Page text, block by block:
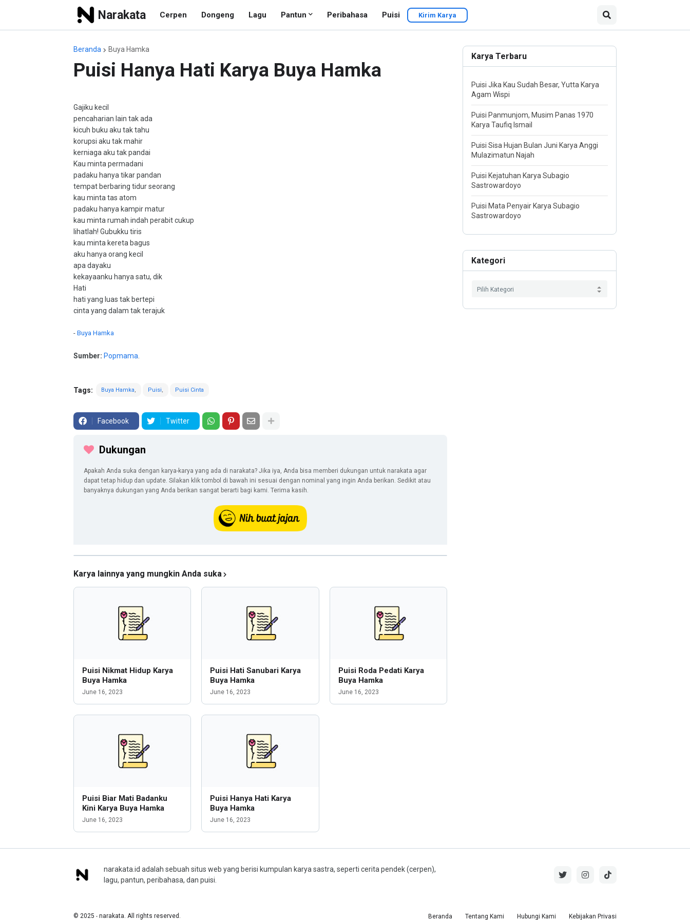
Narakata Cerpen Dongeng Lagu Pantun Peribahasa Puisi Kirim Karya
Beranda Buya Hamka
Puisi Hanya Hati Karya Buya Hamka
Gajiku kecil
pencaharian lain tak ada
kicuh buku aku tak tahu
korupsi aku tak mahir
kerniaga aku tak pandai
Kau minta permadani
padaku hanya tikar pandan
tempat berbaring tidur seorang
kau minta tas atom
padaku hanya kampir matur
kau minta rumah indah perabit cukup
lihatlah! Gubukku tiris
kau minta kereta bagus
aku hanya orang kecil
apa dayaku
kekayaanku hanya satu, dik
Hati
hati yang luas tak bertepi
cinta yang dalam tak terajuk
- Buya Hamka
Sumber: Popmama
Tags: Buya Hamka Puisi Puisi Cinta
Facebook Twitter
Dukungan
Apakah Anda suka dengan karya-karya yang ada di narakata? Jika iya, Anda bisa memberi dukungan untuk narakata agar
dapat tetap hidup dan update. Silakan klik tombol di bawah ini sesuai dengan nominal yang ingin Anda berikan. Sedikit atau
banyaknya dukungan yang Anda berikan sangat berarti bagi kami. Terima kasih.
Karya lainnya yang mungkin Anda suka
Puisi Nikmat Hidup Karya
Buya Hamka
June 16, 2023
Puisi Hati Sanubari Karya
Buya Hamka
June 16, 2023
Puisi Roda Pedati Karya
Buya Hamka
June 16, 2023
Puisi Biar Mati Badanku
Kini Karya Buya Hamka
June 16, 2023
Puisi Hanya Hati Karya
Buya Hamka
June 16, 2023
Karya Terbaru
Puisi Jika Kau Sudah Besar, Yutta Karya
Agam Wispi
Puisi Panmunjom, Musim Panas 1970
Karya Taufiq Ismail
Puisi Sisa Hujan Bulan Juni Karya Anggi
Mulazimatun Najah
Puisi Kejatuhan Karya Subagio
Sastrowardoyo
Puisi Mata Penyair Karya Subagio
Sastrowardoyo
Kategori
narakata.id adalah sebuah situs web yang berisi kumpulan karya sastra, seperti cerita pendek (cerpen),
lagu, pantun, peribahasa, dan puisi.
© 2025 ‧ narakata. All rights reserved. Beranda Tentang Kami Hubungi Kami Kebijakan Privasi